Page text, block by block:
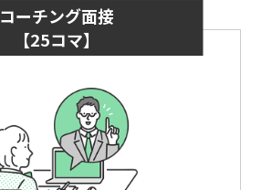
コーチング面接
【25コマ】